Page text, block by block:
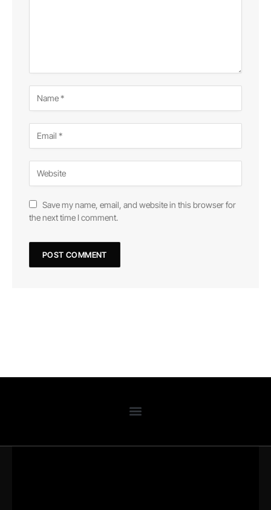
Save my name, email, and website in this browser for
the next time I comment.